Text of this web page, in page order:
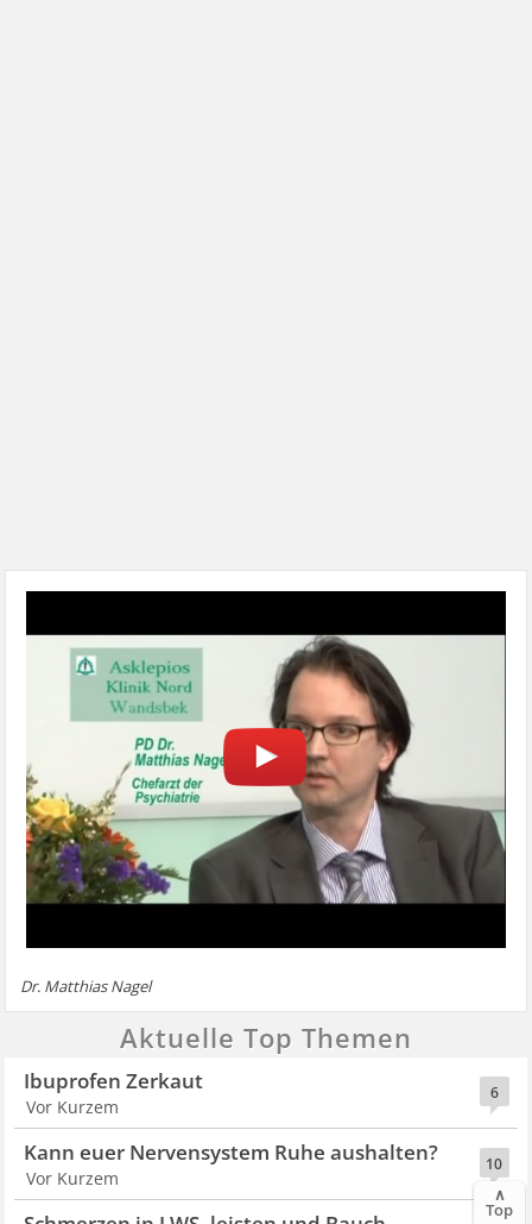
Dr. Matthias Nagel
Aktuelle Top Themen
6
Ibuprofen Zerkaut
Vor Kurzem
10
Kann euer Nervensystem Ruhe aushalten?
Vor Kurzem
∧
Top